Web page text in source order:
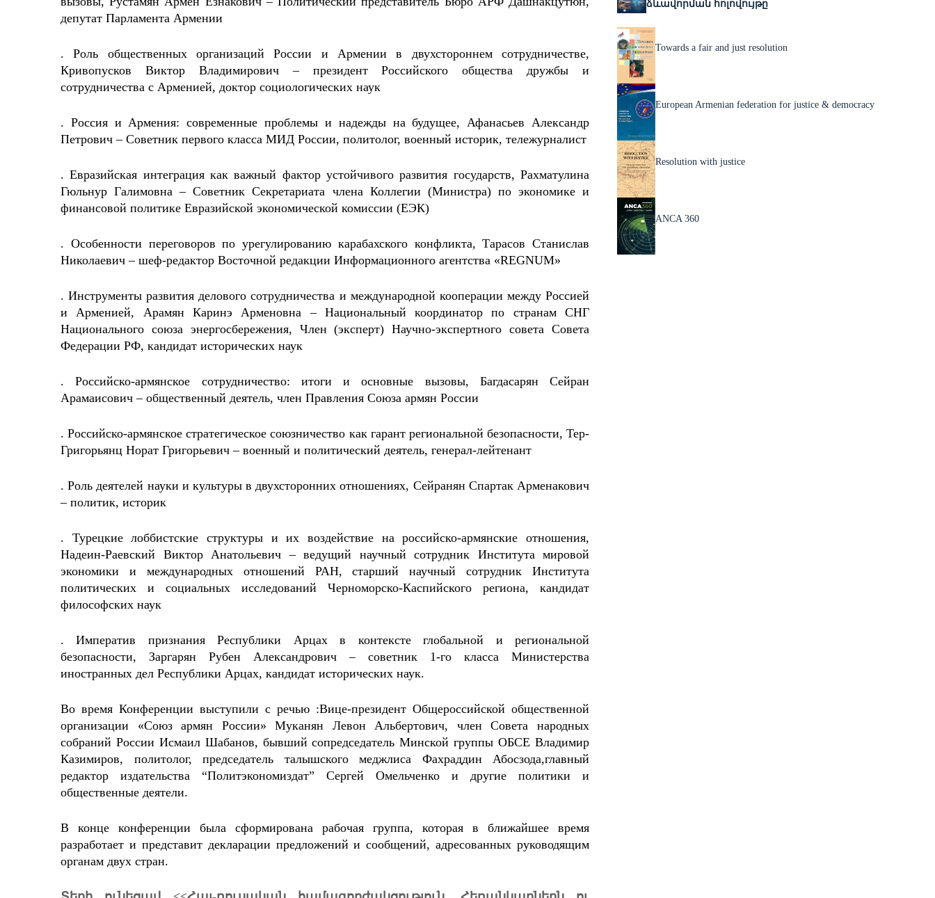
депутат Парламента Армении
. Роль общественных организаций России и Армении в двухстороннем сотрудничестве,
Кривопусков Виктор Владимирович – президент Российского общества дружбы и
сотрудничества с Арменией, доктор социологических наук
. Россия и Армения: современные проблемы и надежды на будущее, Афанасьев Александр
Петрович – Советник первого класса МИД России, политолог, военный историк, тележурналист
. Евразийская интеграция как важный фактор устойчивого развития государств, Рахматулина
Гюльнур Галимовна – Советник Секретариата члена Коллегии (Министра) по экономике и
финансовой политике Евразийской экономической комиссии (ЕЭК)
. Особенности переговоров по урегулированию карабахского конфликта, Тарасов Станислав
Николаевич – шеф-редактор Восточной редакции Информационного агентства «REGNUM»
. Инструменты развития делового сотрудничества и международной кооперации между Россией
и Арменией, Арамян Каринэ Арменовна – Национальный координатор по странам СНГ
Национального союза энергосбережения, Член (эксперт) Научно-экспертного совета Совета
Федерации РФ, кандидат исторических наук
. Российско-армянское сотрудничество: итоги и основные вызовы, Багдасарян Сейран
Арамаисович – общественный деятель, член Правления Союза армян России
. Российско-армянское стратегическое союзничество как гарант региональной безопасности, Тер-
Григорьянц Норат Григорьевич – военный и политический деятель, генерал-лейтенант
. Роль деятелей науки и культуры в двухсторонних отношениях, Сейранян Спартак Арменакович
– политик, историк
. Турецкие лоббистские структуры и их воздействие на российско-армянские отношения,
Надеин-Раевский Виктор Анатольевич – ведущий научный сотрудник Института мировой
экономики и международных отношений РАН, старший научный сотрудник Института
политических и социальных исследований Черноморско-Каспийского региона, кандидат
философских наук
. Императив признания Республики Арцах в контексте глобальной и региональной
безопасности, Заргарян Рубен Александрович – советник 1-го класса Министерства
иностранных дел Республики Арцах, кандидат исторических наук.
Во время Конференции выступили с речью :Вице-президент Общероссийской общественной
организации «Союз армян России» Муканян Левон Альбертович, член Совета народных
собраний России Исмаил Шабанов, бывший сопредседатель Минской группы ОБСЕ Владимир
Казимиров, политолог, председатель талышского меджлиса Фахраддин Абосзода,главный
редактор издательства “Политэкономиздат” Сергей Омельченко и другие политики и
общественные деятели.
В конце конференции была сформирована рабочая группа, которая в ближайшее время
разработает и представит декларации предложений и сообщений, адресованных руководящим
органам двух стран.
ձևավորման հոլովույթը
Towards a fair and just resolution
European Armenian federation for justice & democracy
Resolution with justice
ANCA 360